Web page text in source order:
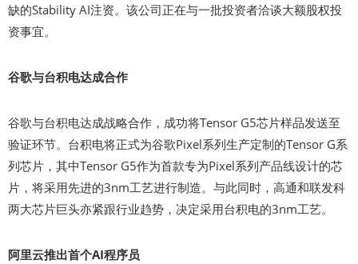
缺的Stability AI注资。该公司正在与一批投资者洽谈大额股权投
资事宜。
谷歌与台积电达成合作
谷歌与台积电达成战略合作，成功将Tensor G5芯片样品发送至
验证环节。台积电将正式为谷歌Pixel系列生产定制的Tensor G系
列芯片，其中Tensor G5作为首款专为Pixel系列产品线设计的芯
片，将采用先进的3nm工艺进行制造。与此同时，高通和联发科
两大芯片巨头亦紧跟行业趋势，决定采用台积电的3nm工艺。
阿里云推出首个AI程序员